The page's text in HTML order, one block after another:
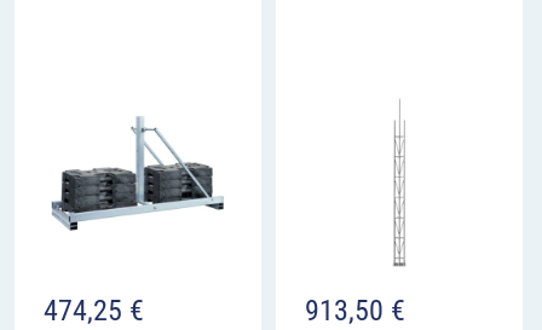
474,25 € 913,50 €